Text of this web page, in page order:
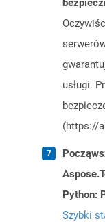
usługi.
(https://
Python:
Szybki